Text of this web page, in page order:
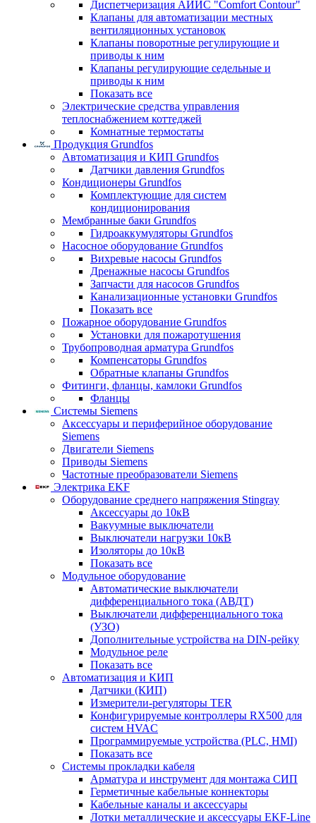
Диспетчеризация АИИС "Comfort Contour"
Клапаны для автоматизации местных
вентиляционных установок
Клапаны поворотные регулирующие и
приводы к ним
Клапаны регулирующие седельные и
приводы к ним
Показать все
Электрические средства управления
теплоснабжением коттеджей
Комнатные термостаты
Продукция Grundfos
Автоматизация и КИП Grundfos
Датчики давления Grundfos
Кондиционеры Grundfos
Комплектующие для систем
кондиционирования
Мембранные баки Grundfos
Гидроаккумуляторы Grundfos
Насосное оборудование Grundfos
Вихревые насосы Grundfos
Дренажные насосы Grundfos
Запчасти для насосов Grundfos
Канализационные установки Grundfos
Показать все
Пожарное оборудование Grundfos
Установки для пожаротушения
Трубопроводная арматура Grundfos
Компенсаторы Grundfos
Обратные клапаны Grundfos
Фитинги, фланцы, камлоки Grundfos
Фланцы
Системы Siemens
Аксессуары и периферийное оборудование
Siemens
Двигатели Siemens
Приводы Siemens
Частотные преобразователи Siemens
Электрика EKF
Оборудование среднего напряжения Stingray
Аксессуары до 10кВ
Вакуумные выключатели
Выключатели нагрузки 10кВ
Изоляторы до 10кВ
Показать все
Модульное оборудование
Автоматические выключатели
дифференциального тока (АВДТ)
Выключатели дифференциального тока
(УЗО)
Дополнительные устройства на DIN-рейку
Модульное реле
Показать все
Автоматизация и КИП
Датчики (КИП)
Измерители-регуляторы TER
Конфигурируемые контроллеры RX500 для
систем HVAC
Программируемые устройства (PLC, HMI)
Показать все
Системы прокладки кабеля
Арматура и инструмент для монтажа СИП
Герметичные кабельные коннекторы
Кабельные каналы и аксессуары
Лотки металлические и аксессуары EKF-Line